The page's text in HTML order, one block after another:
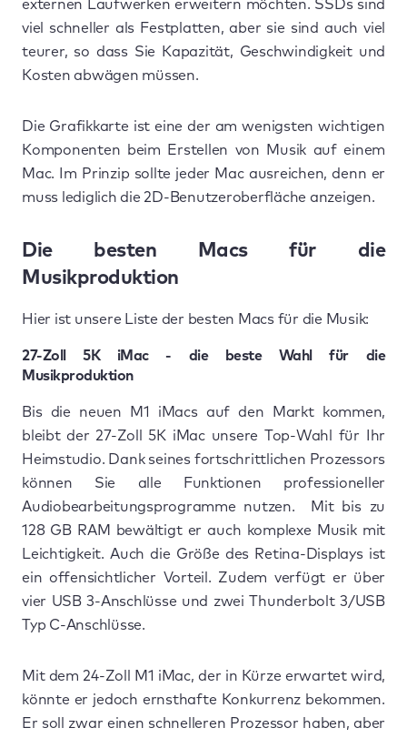
externen Laufwerken erweitern möchten. SSDs sind
viel schneller als Festplatten, aber sie sind auch viel
teurer, so dass Sie Kapazität, Geschwindigkeit und
Kosten abwägen müssen.
Die Grafikkarte ist eine der am wenigsten wichtigen
Komponenten beim Erstellen von Musik auf einem
Mac. Im Prinzip sollte jeder Mac ausreichen, denn er
muss lediglich die 2D-Benutzeroberfläche anzeigen.
Die besten Macs für die
Musikproduktion
Hier ist unsere Liste der besten Macs für die Musik:
27-Zoll 5K iMac - die beste Wahl für die
Musikproduktion
Bis die neuen M1 iMacs auf den Markt kommen,
bleibt der 27-Zoll 5K iMac unsere Top-Wahl für Ihr
Heimstudio. Dank seines fortschrittlichen Prozessors
können Sie alle Funktionen professioneller
Audiobearbeitungsprogramme nutzen. Mit bis zu
128 GB RAM bewältigt er auch komplexe Musik mit
Leichtigkeit. Auch die Größe des Retina-Displays ist
ein offensichtlicher Vorteil. Zudem verfügt er über
vier USB 3-Anschlüsse und zwei Thunderbolt 3/USB
Typ C-Anschlüsse.
Mit dem 24-Zoll M1 iMac, der in Kürze erwartet wird,
könnte er jedoch ernsthafte Konkurrenz bekommen.
Er soll zwar einen schnelleren Prozessor haben, aber